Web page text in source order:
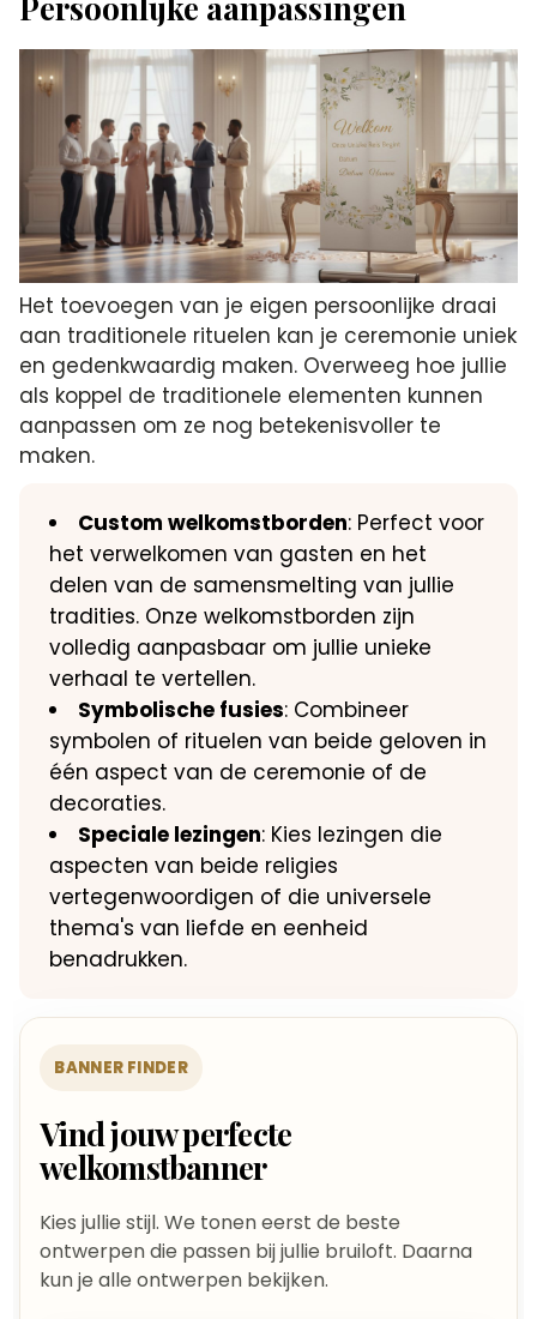
Het toevoegen van je eigen persoonlijke draai
aan traditionele rituelen kan je ceremonie uniek
en gedenkwaardig maken. Overweeg hoe jullie
als koppel de traditionele elementen kunnen
aanpassen om ze nog betekenisvoller te
maken.
Custom welkomstborden: Perfect voor
het verwelkomen van gasten en het
delen van de samensmelting van jullie
tradities. Onze welkomstborden zijn
volledig aanpasbaar om jullie unieke
verhaal te vertellen.
Symbolische fusies: Combineer
symbolen of rituelen van beide geloven in
één aspect van de ceremonie of de
decoraties.
Speciale lezingen: Kies lezingen die
aspecten van beide religies
vertegenwoordigen of die universele
thema's van liefde en eenheid
benadrukken.
BANNER FINDER
Vind jouw perfecte
welkomstbanner
Kies jullie stijl. We tonen eerst de beste
ontwerpen die passen bij jullie bruiloft. Daarna
kun je alle ontwerpen bekijken.